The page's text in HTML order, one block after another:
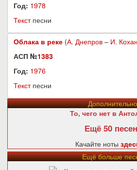
Год: 1978
Текстпесни
Облака в реке (А. Днепров – И.
АСП №1383
Год: 1976
Текстпесни
Дополнительно
То, чего нет в
Ещё 50
Качайте ноты
Ещё больше